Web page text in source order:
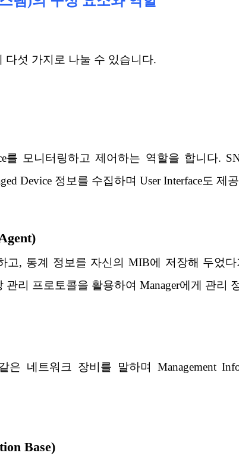
다섯 가지로 나눌 수 있습니다.
를 모니터링하고 제어하는 역할을 합니다.
Device 정보를 수집하며 User Interface도 제
고, 통계 정보를 자신의 MIB에 저장해 두었
리 프로토콜을 활용하여 Manager에게 관리
네트워크 장비를 말하며 Management
Base)